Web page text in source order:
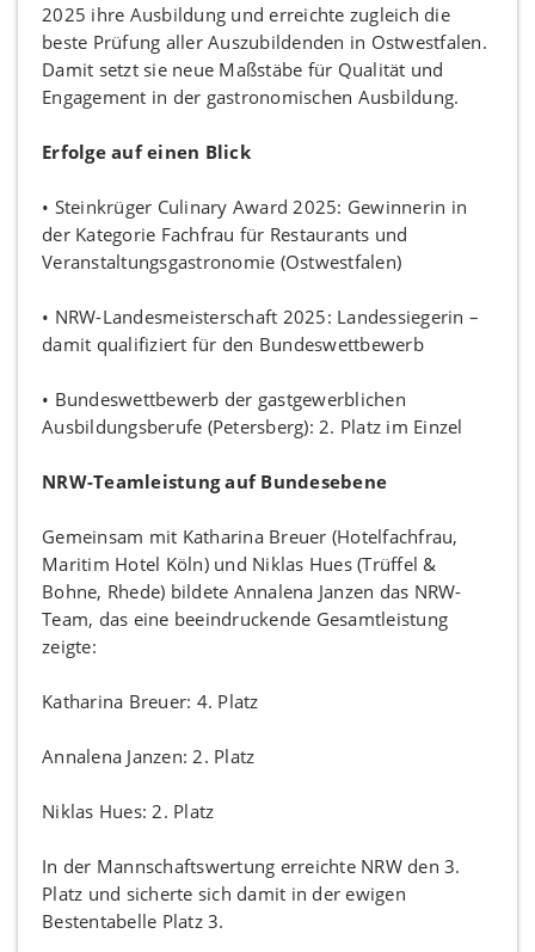
2025 ihre Ausbildung und erreichte zugleich die
beste Prüfung aller Auszubildenden in Ostwestfalen.
Damit setzt sie neue Maßstäbe für Qualität und
Engagement in der gastronomischen Ausbildung.
Erfolge auf einen Blick
• Steinkrüger Culinary Award 2025: Gewinnerin in
der Kategorie Fachfrau für Restaurants und
Veranstaltungsgastronomie (Ostwestfalen)
• NRW-Landesmeisterschaft 2025: Landessiegerin –
damit qualifiziert für den Bundeswettbewerb
• Bundeswettbewerb der gastgewerblichen
Ausbildungsberufe (Petersberg): 2. Platz im Einzel
NRW-Teamleistung auf Bundesebene
Gemeinsam mit Katharina Breuer (Hotelfachfrau,
Maritim Hotel Köln) und Niklas Hues (Trüffel &
Bohne, Rhede) bildete Annalena Janzen das NRW-
Team, das eine beeindruckende Gesamtleistung
zeigte:
Katharina Breuer: 4. Platz
Annalena Janzen: 2. Platz
Niklas Hues: 2. Platz
In der Mannschaftswertung erreichte NRW den 3.
Platz und sicherte sich damit in der ewigen
Bestentabelle Platz 3.